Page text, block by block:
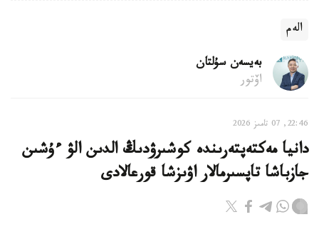
الەم
بەيسەن سۇلتان
اۆتور
22:46, 07 تامىز 2026
دانيا مەكتەپتەرىندە كوشىرۋدىڭ الدىن الۋ ءۇشىن
جازباشا تاپسىرمالار اۋىزشا قورعالادى